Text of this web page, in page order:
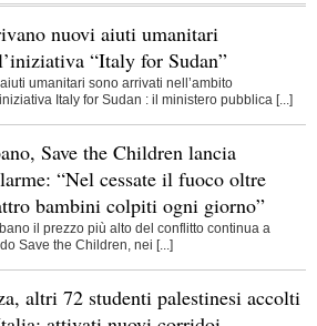
nuovi aiuti umanitari
“Italy for Sudan”
umanitari sono arrivati nell’ambito
Italy for Sudan : il ministero pubblica [...]
Save the Children lancia
“Nel cessate il fuoco oltre
bambini colpiti ogni giorno”
il prezzo più alto del conflitto continua a
Save the Children, nei [...]
altri 72 studenti palestinesi accolti